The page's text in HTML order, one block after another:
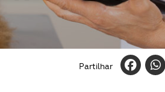
Partilhar